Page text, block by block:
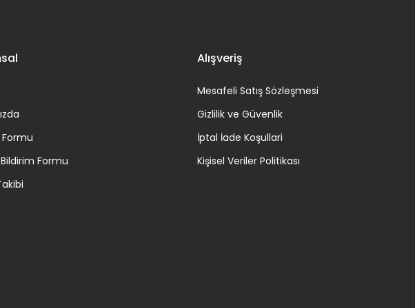
Formu
Alışveriş
Mesafeli Satış Sözleşmesi
Gizlilik ve Güvenlik
İptal İade Koşullari
Kişisel Veriler Politikası